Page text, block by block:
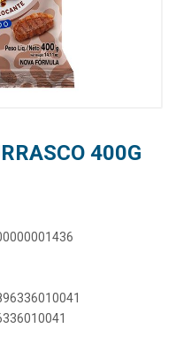
400G